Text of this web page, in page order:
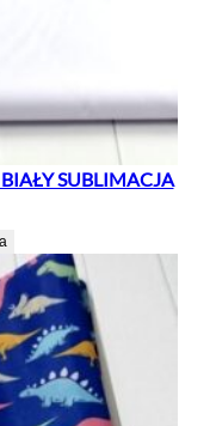
SUBLIMACJA